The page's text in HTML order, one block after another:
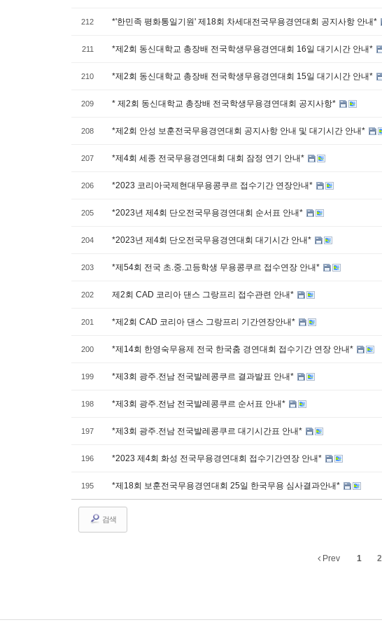
212 *'한민족 평화통일기원' 제18회 차세대전국무용경연대회 공지사항 안내*
211 *제2회 동신대학교 총장배 전국학생무용경연대회 16일 대기시간 안내*
210 *제2회 동신대학교 총장배 전국학생무용경연대회 15일 대기시간 안내*
209 * 제2회 동신대학교 총장배 전국학생무용경연대회 공지사항*
208 *제2회 안성 보훈전국무용경연대회 공지사항 안내 및 대기시간 안내*
207 *제4회 세종 전국무용경연대회 대회 잠정 연기 안내*
206 *2023 코리아국제현대무용콩쿠르 접수기간 연장안내*
205 *2023년 제4회 단오전국무용경연대회 순서표 안내*
204 *2023년 제4회 단오전국무용경연대회 대기시간 안내*
203 *제54회 전국 초.중.고등학생 무용콩쿠르 접수연장 안내*
202 제2회 CAD 코리아 댄스 그랑프리 접수관련 안내*
201 *제2회 CAD 코리아 댄스 그랑프리 기간연장안내*
200 *제14회 한영숙무용제 전국 한국춤 경연대회 접수기간 연장 안내*
199 *제3회 광주.전남 전국발레콩쿠르 결과발표 안내*
198 *제3회 광주.전남 전국발레콩쿠르 순서표 안내*
197 *제3회 광주.전남 전국발레콩쿠르 대기시간표 안내*
196 *2023 제4회 화성 전국무용경연대회 접수기간연장 안내*
195 *제18회 보훈전국무용경연대회 25일 한국무용 심사결과안내*
검색
Prev 1 2